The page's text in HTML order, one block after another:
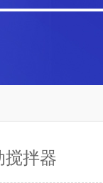
搅拌器